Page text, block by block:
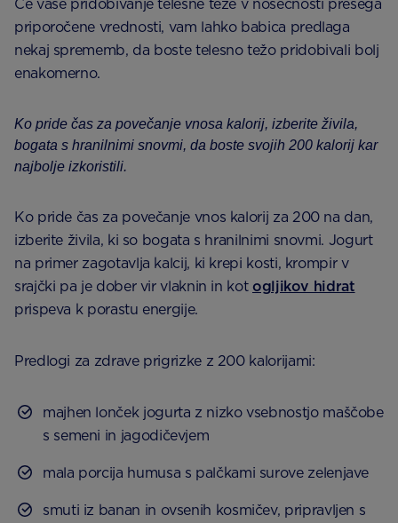
Če vaše pridobivanje telesne teže v nosečnosti presega
priporočene vrednosti, vam lahko babica predlaga
nekaj sprememb, da boste telesno težo pridobivali bolj
enakomerno.
Ko pride čas za povečanje vnosa kalorij, izberite živila,
bogata s hranilnimi snovmi, da boste svojih 200 kalorij kar
najbolje izkoristili.
Ko pride čas za povečanje vnos kalorij za 200 na dan,
izberite živila, ki so bogata s hranilnimi snovmi. Jogurt
na primer zagotavlja kalcij, ki krepi kosti, krompir v
srajčki pa je dober vir vlaknin in kot ogljikov hidrat
prispeva k porastu energije.
Predlogi za zdrave prigrizke z 200 kalorijami:
majhen lonček jogurta z nizko vsebnostjo maščobe
s semeni in jagodičevjem
mala porcija humusa s palčkami surove zelenjave
smuti iz banan in ovsenih kosmičev, pripravljen s